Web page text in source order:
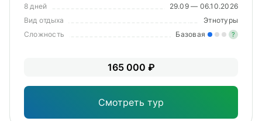
8 дней
29.09 — 06.10.2026
Вид отдыха
Этнотуры
Сложность
Базовая ?
165 000 ₽
Смотреть тур